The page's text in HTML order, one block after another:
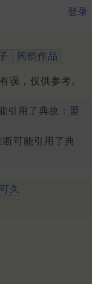
登录
同韵作品
误，仅供参考。
引用了典故： 盟
可能引用了典
久